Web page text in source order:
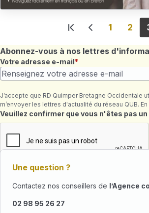
Pagination
Première page
Page
1 2
Abonnez-vous à nos lettres
Votre adresse e-mail
J’accepte que RD Quimper Bretagne Occidentale
m’envoyer les lettres d'actualité du réseau QUB.
Champ requis
Veuillez confirmer que vous n'êtes pas un
Une question ?
Contactez nos conseillers de l’Agence
02 98 95 26 27